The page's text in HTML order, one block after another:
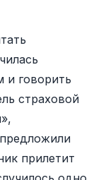
и говорить
страховой
прилетит